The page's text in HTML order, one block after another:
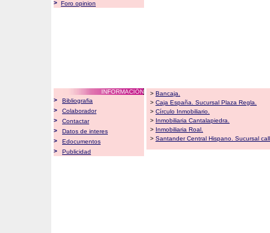
> Foro opinion
INFORMACIÓN
>
Bibliografia
>
Colaborador
>
Contactar
>
Datos de interes
>
Edocumentos
>
Publicidad
> Bancaja.
> Caja España. Sucursal Plaza Regla.
> Círculo Inmobiliario.
> Inmobiliaria Cantalapiedra.
> Inmobiliaria Roal.
> Santander Central Hispano. Sucursal